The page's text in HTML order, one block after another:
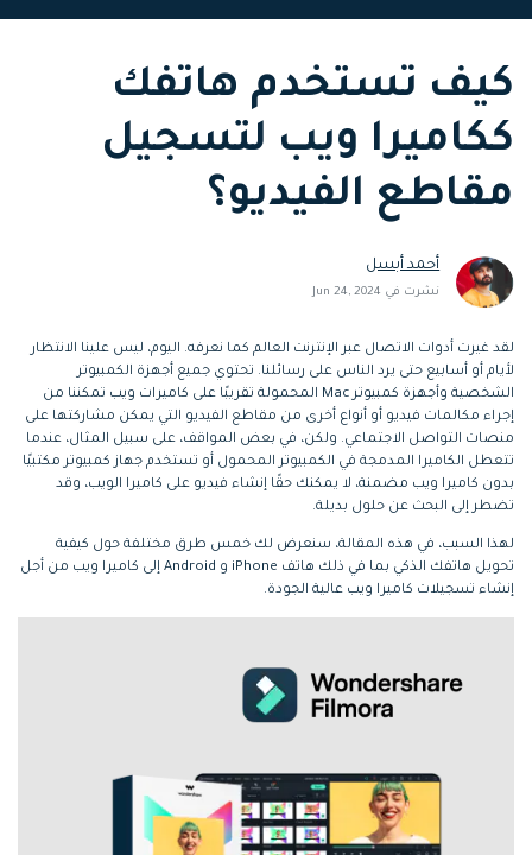
رؤى التحرير
تعلم المعرفة الأساسية في تحرير
الفيديو
إنشاء تأثيرات خاصة
بنفسك
تابع Filmora على:
search
كيف تستخدم هاتفك
ككاميرا ويب لتسجيل
مقاطع الفيديو؟
أحمد أبسل
نشرت في Jun 24, 2024
لقد غيرت أدوات الاتصال عبر الإنترنت العالم كما نعرفه. اليوم، ليس علينا الانتظار
لأيام أو أسابيع حتى يرد الناس على رسائلنا. تحتوي جميع أجهزة الكمبيوتر
الشخصية وأجهزة كمبيوتر Mac المحمولة تقريبًا على كاميرات ويب تمكننا من
إجراء مكالمات فيديو أو أنواع أخرى من مقاطع الفيديو التي يمكن مشاركتها على
منصات التواصل الاجتماعي. ولكن، في بعض المواقف، على سبيل المثال، عندما
تتعطل الكاميرا المدمجة في الكمبيوتر المحمول أو تستخدم جهاز كمبيوتر مكتبيًا
بدون كاميرا ويب مضمنة، لا يمكنك حقًا إنشاء فيديو على كاميرا الويب، وقد
تضطر إلى البحث عن حلول بديلة.
لهذا السبب، في هذه المقالة، سنعرض لك خمس طرق مختلفة حول كيفية
تحويل هاتفك الذكي بما في ذلك هاتف iPhone و Android إلى كاميرا ويب من أجل
إنشاء تسجيلات كاميرا ويب عالية الجودة.